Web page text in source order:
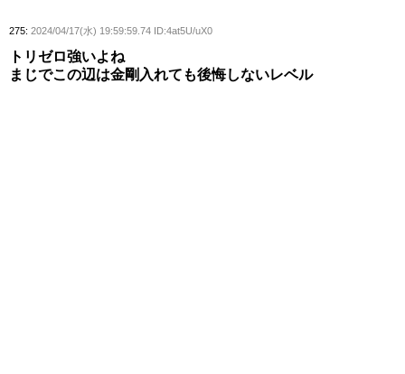
275: 2024/04/17(水) 19:59:59.74 ID:4at5U/uX0
トリゼロ強いよね
まじでこの辺は金剛入れても後悔しないレベル